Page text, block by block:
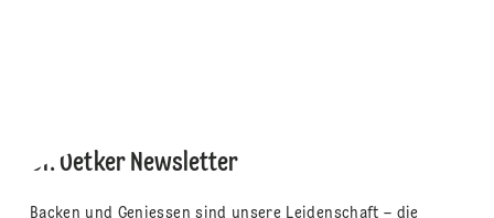
Dr. Oetker Newsletter
Backen und Geniessen sind unsere Leidenschaft – die